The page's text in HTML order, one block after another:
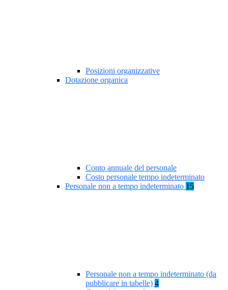
Posizioni organizzative
Dotazione organica
Conto annuale del personale
Costo personale tempo indeterminato
Personale non a tempo indeterminato 15
Personale non a tempo indeterminato (da
pubblicare in tabelle) 4